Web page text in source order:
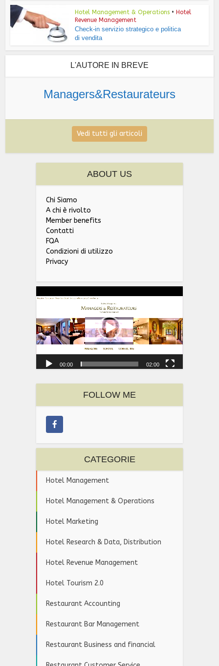
Hotel Management & Operations • Hotel
Revenue Management
Check-in servizio strategico e politica
di vendita
L'AUTORE IN BREVE
Managers&Restaurateurs
Vedi tutti gli articoli
ABOUT US
Chi Siamo
A chi è rivolto
Member benefits
Contatti
FQA
Condizioni di utilizzo
Privacy
Player
00:00 02:00
FOLLOW ME
CATEGORIE
Hotel Management
Hotel Management & Operations
Hotel Marketing
Hotel Research & Data, Distribution
Hotel Revenue Management
Hotel Tourism 2.0
Restaurant Accounting
Restaurant Bar Management
Restaurant Business and financial